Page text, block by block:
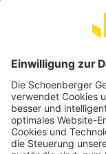
Beliebte Kategorien